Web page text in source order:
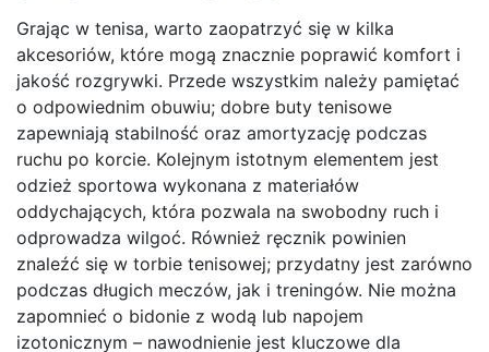
Grając w tenisa, warto zaopatrzyć się w kilka
akcesoriów, które mogą znacznie poprawić komfort i
jakość rozgrywki. Przede wszystkim należy pamiętać
o odpowiednim obuwiu; dobre buty tenisowe
zapewniają stabilność oraz amortyzację podczas
ruchu po korcie. Kolejnym istotnym elementem jest
odzież sportowa wykonana z materiałów
oddychających, która pozwala na swobodny ruch i
odprowadza wilgoć. Również ręcznik powinien
znaleźć się w torbie tenisowej; przydatny jest zarówno
podczas długich meczów, jak i treningów. Nie można
zapomnieć o bidonie z wodą lub napojem
izotonicznym – nawodnienie jest kluczowe dla